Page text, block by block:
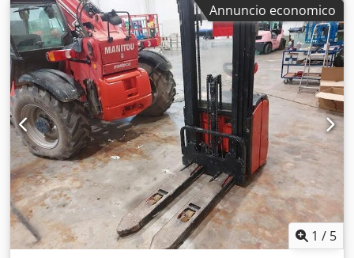
Annuncio economico
1 / 5